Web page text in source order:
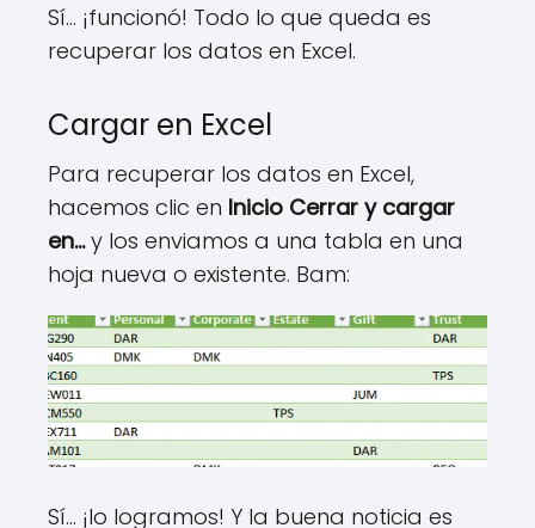
Sí… ¡funcionó! Todo lo que queda es
recuperar los datos en Excel.
Cargar en Excel
Para recuperar los datos en Excel,
hacemos clic en Inicio Cerrar y cargar
en…y los enviamos a una tabla en una
hoja nueva o existente. Bam:
Sí… ¡lo logramos! Y la buena noticia es